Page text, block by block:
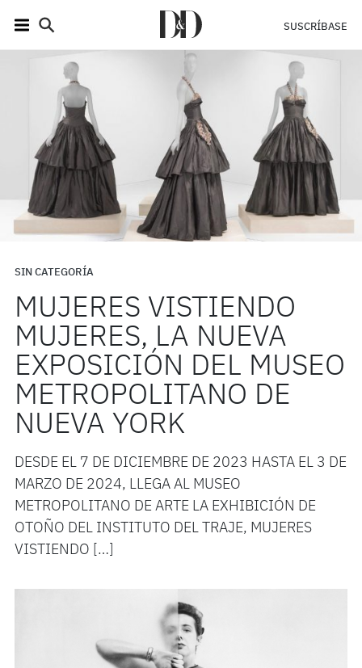
SUSCRÍBASE
SIN CATEGORÍA
MUJERES VISTIENDO
MUJERES, LA NUEVA
EXPOSICIÓN DEL MUSEO
METROPOLITANO DE
NUEVA YORK
DESDE EL 7 DE DICIEMBRE DE 2023 HASTA EL 3 DE
MARZO DE 2024, LLEGA AL MUSEO
METROPOLITANO DE ARTE LA EXHIBICIÓN DE
OTOÑO DEL INSTITUTO DEL TRAJE, MUJERES
VISTIENDO […]